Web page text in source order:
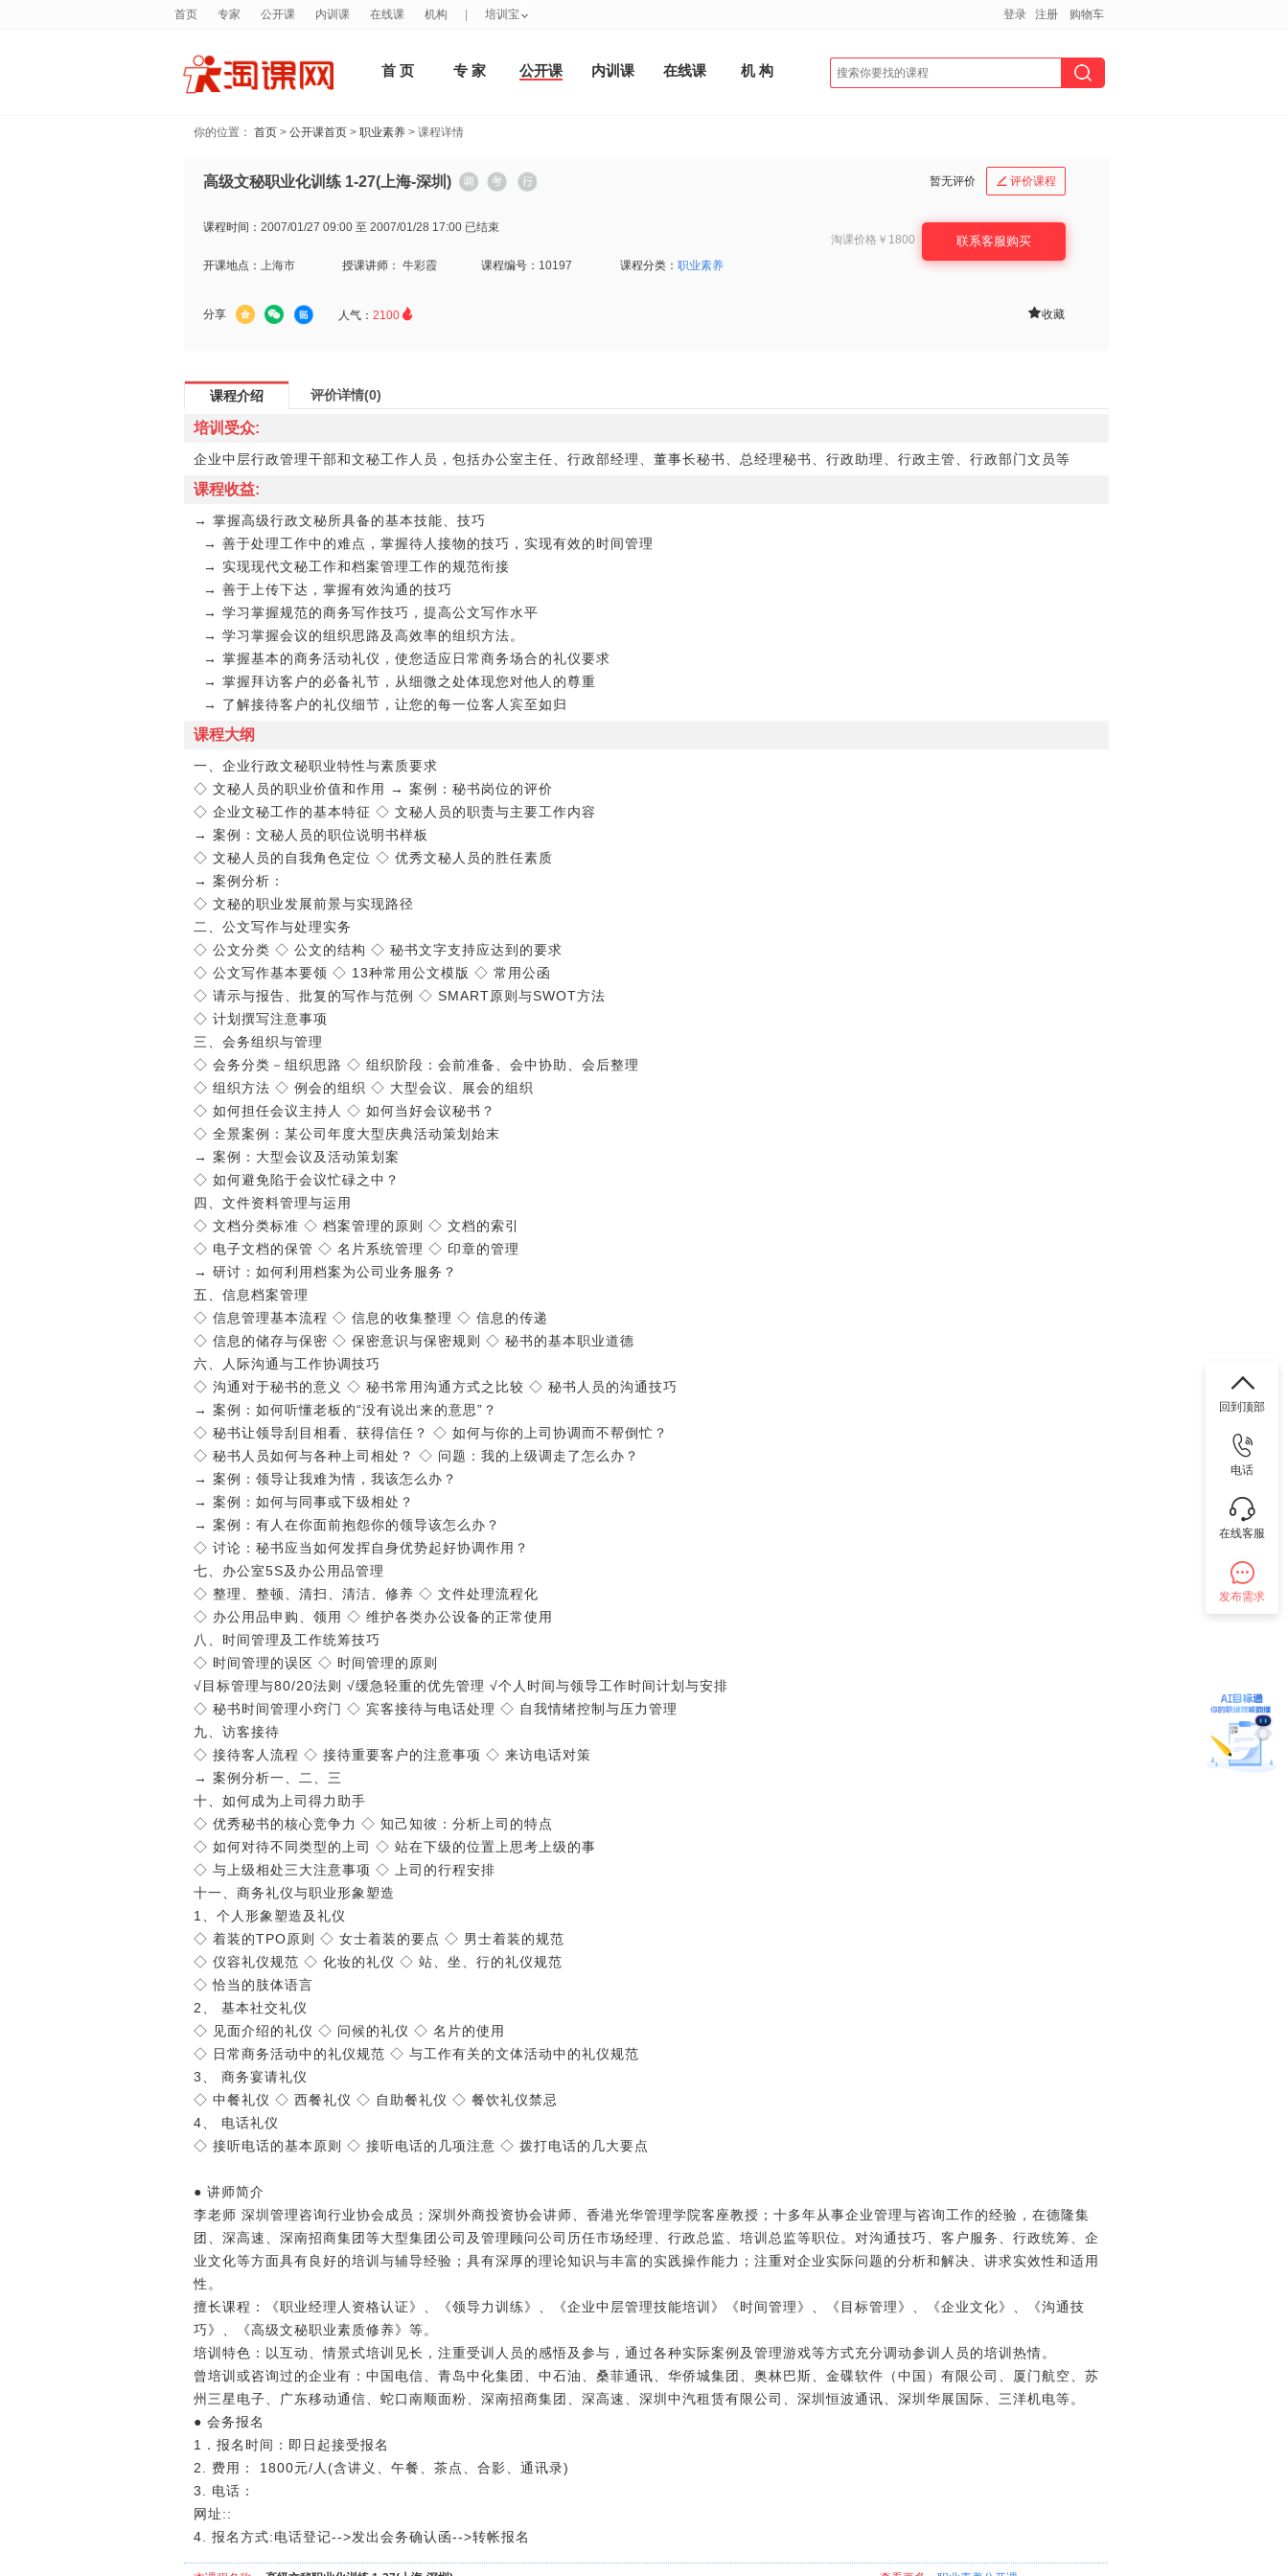
首 页 专 家 公开课 内训课 在线课 机 构
你的位置： 首页 > 公开课首页 > 职业素养 > 课程详情
高级文秘职业化训练 1-27(上海-深圳) 暂无评价  评价课程
课程时间： 2007/01/27 09:00 至 2007/01/28 17:00 已结束
开课地点： 上海市 授课讲师： 牛彩霞 课程编号： 10197 课程分类： 职业素养
淘课价格 ￥1800 联系客服购买
分享 人气： 2100  收藏
课程介绍 评价详情(0)
培训受众:
企业中层行政管理干部和文秘工作人员，包括办公室主任、行政部经理、董事长秘书、总经理秘书、行政助理、行政主管、行政部门文员等
课程收益:
→ 掌握高级行政文秘所具备的基本技能、技巧
→ 善于处理工作中的难点，掌握待人接物的技巧，实现有效的时间管理
→ 实现现代文秘工作和档案管理工作的规范衔接
→ 善于上传下达，掌握有效沟通的技巧
→ 学习掌握规范的商务写作技巧，提高公文写作水平
→ 学习掌握会议的组织思路及高效率的组织方法。
→ 掌握基本的商务活动礼仪，使您适应日常商务场合的礼仪要求
→ 掌握拜访客户的必备礼节，从细微之处体现您对他人的尊重
→ 了解接待客户的礼仪细节，让您的每一位客人宾至如归
课程大纲
一、企业行政文秘职业特性与素质要求
◇ 文秘人员的职业价值和作用 → 案例：秘书岗位的评价
◇ 企业文秘工作的基本特征 ◇ 文秘人员的职责与主要工作内容
→ 案例：文秘人员的职位说明书样板
◇ 文秘人员的自我角色定位 ◇ 优秀文秘人员的胜任素质
→ 案例分析：
◇ 文秘的职业发展前景与实现路径
二、公文写作与处理实务
◇ 公文分类 ◇ 公文的结构 ◇ 秘书文字支持应达到的要求
◇ 公文写作基本要领 ◇ 13种常用公文模版 ◇ 常用公函
◇ 请示与报告、批复的写作与范例 ◇ SMART原则与SWOT方法
◇ 计划撰写注意事项
三、会务组织与管理
◇ 会务分类－组织思路 ◇ 组织阶段：会前准备、会中协助、会后整理
◇ 组织方法 ◇ 例会的组织 ◇ 大型会议、展会的组织
◇ 如何担任会议主持人 ◇ 如何当好会议秘书？
◇ 全景案例：某公司年度大型庆典活动策划始末
→ 案例：大型会议及活动策划案
◇ 如何避免陷于会议忙碌之中？
四、文件资料管理与运用
◇ 文档分类标准 ◇ 档案管理的原则 ◇ 文档的索引
◇ 电子文档的保管 ◇ 名片系统管理 ◇ 印章的管理
→ 研讨：如何利用档案为公司业务服务？
五、信息档案管理
◇ 信息管理基本流程 ◇ 信息的收集整理 ◇ 信息的传递
◇ 信息的储存与保密 ◇ 保密意识与保密规则 ◇ 秘书的基本职业道德
六、人际沟通与工作协调技巧
◇ 沟通对于秘书的意义 ◇ 秘书常用沟通方式之比较 ◇ 秘书人员的沟通技巧
→ 案例：如何听懂老板的“没有说出来的意思”？
◇ 秘书让领导刮目相看、获得信任？ ◇ 如何与你的上司协调而不帮倒忙？
◇ 秘书人员如何与各种上司相处？ ◇ 问题：我的上级调走了怎么办？
→ 案例：领导让我难为情，我该怎么办？
→ 案例：如何与同事或下级相处？
→ 案例：有人在你面前抱怨你的领导该怎么办？
◇ 讨论：秘书应当如何发挥自身优势起好协调作用？
七、办公室5S及办公用品管理
◇ 整理、整顿、清扫、清洁、修养 ◇ 文件处理流程化
◇ 办公用品申购、领用 ◇ 维护各类办公设备的正常使用
八、时间管理及工作统筹技巧
◇ 时间管理的误区 ◇ 时间管理的原则
√目标管理与80/20法则 √缓急轻重的优先管理 √个人时间与领导工作时间计划与安排
◇ 秘书时间管理小窍门 ◇ 宾客接待与电话处理 ◇ 自我情绪控制与压力管理
九、访客接待
◇ 接待客人流程 ◇ 接待重要客户的注意事项 ◇ 来访电话对策
→ 案例分析一、二、三
十、如何成为上司得力助手
◇ 优秀秘书的核心竞争力 ◇ 知己知彼：分析上司的特点
◇ 如何对待不同类型的上司 ◇ 站在下级的位置上思考上级的事
◇ 与上级相处三大注意事项 ◇ 上司的行程安排
十一、商务礼仪与职业形象塑造
1、个人形象塑造及礼仪
◇ 着装的TPO原则 ◇ 女士着装的要点 ◇ 男士着装的规范
◇ 仪容礼仪规范 ◇ 化妆的礼仪 ◇ 站、坐、行的礼仪规范
◇ 恰当的肢体语言
2、 基本社交礼仪
◇ 见面介绍的礼仪 ◇ 问候的礼仪 ◇ 名片的使用
◇ 日常商务活动中的礼仪规范 ◇ 与工作有关的文体活动中的礼仪规范
3、 商务宴请礼仪
◇ 中餐礼仪 ◇ 西餐礼仪 ◇ 自助餐礼仪 ◇ 餐饮礼仪禁忌
4、 电话礼仪
◇ 接听电话的基本原则 ◇ 接听电话的几项注意 ◇ 拨打电话的几大要点
● 讲师简介
李老师 深圳管理咨询行业协会成员；深圳外商投资协会讲师、香港光华管理学院客座教授；十多年从事企业管理与咨询工作的经验，在德隆集
团、深高速、深南招商集团等大型集团公司及管理顾问公司历任市场经理、行政总监、培训总监等职位。对沟通技巧、客户服务、行政统筹、企
业文化等方面具有良好的培训与辅导经验；具有深厚的理论知识与丰富的实践操作能力；注重对企业实际问题的分析和解决、讲求实效性和适用
性。
擅长课程：《职业经理人资格认证》、《领导力训练》、《企业中层管理技能培训》《时间管理》、《目标管理》、《企业文化》、《沟通技
巧》、《高级文秘职业素质修养》等。
培训特色：以互动、情景式培训见长，注重受训人员的感悟及参与，通过各种实际案例及管理游戏等方式充分调动参训人员的培训热情。
曾培训或咨询过的企业有：中国电信、青岛中化集团、中石油、桑菲通讯、华侨城集团、奥林巴斯、金碟软件（中国）有限公司、厦门航空、苏
州三星电子、广东移动通信、蛇口南顺面粉、深南招商集团、深高速、深圳中汽租赁有限公司、深圳恒波通讯、深圳华展国际、三洋机电等。
● 会务报名
1．报名时间：即日起接受报名
2. 费用： 1800元/人(含讲义、午餐、茶点、合影、通讯录)
3. 电话：
网址::
4. 报名方式:电话登记-->发出会务确认函-->转帐报名
首页 专家 公开课 内训课 在线课 机构 培训宝 登录 注册 购物车
回到顶部
电话
在线客服
发布需求